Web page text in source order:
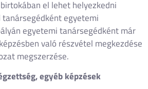
el lehet helyezkedni
egyetemi
egyetemi tanársegédként már
való részvétel megkezdése
megszerzése.
egyéb képzések